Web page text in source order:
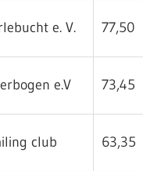
e. V. 77,50
e.V 73,45
club 63,35